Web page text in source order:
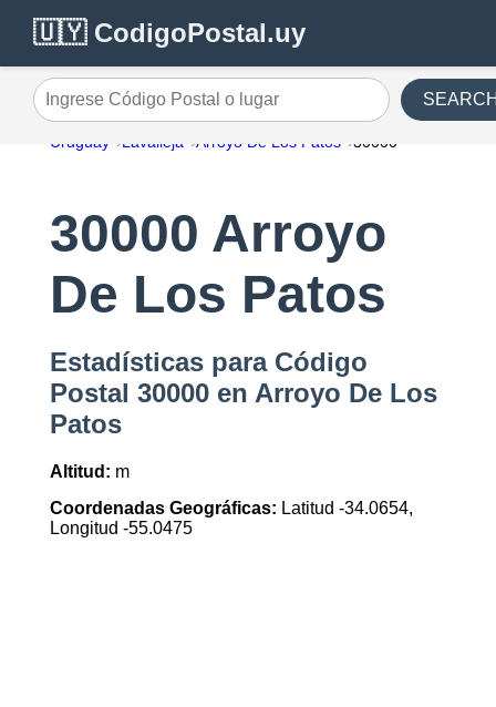
🇺🇾 CodigoPostal.uy
Ingrese Código Postal o lugar
Uruguay Lavalleja Arroyo De Los Patos 30000
30000 Arroyo
De Los Patos
Estadísticas para Código
Postal 30000 en Arroyo De Los
Patos
Altitud: m
Coordenadas Geográficas: Latitud -34.0654,
Longitud -55.0475